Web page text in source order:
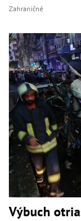
Zahraničné
Výbuch